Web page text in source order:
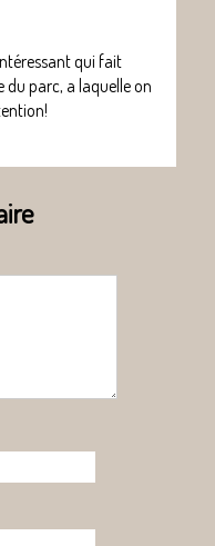
qui fait
parc, a laquelle on